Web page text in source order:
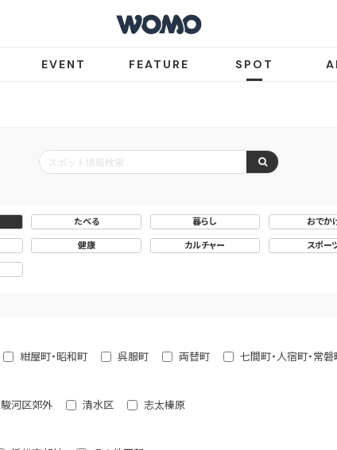
EVENT FEATURE SPOT
たべる 暮らし おでか
健康 カルチャー スポー
紺屋町・昭和町 呉服町 両替町 七間町・人宿町・常磐
駿河区郊外 清水区
志太榛原